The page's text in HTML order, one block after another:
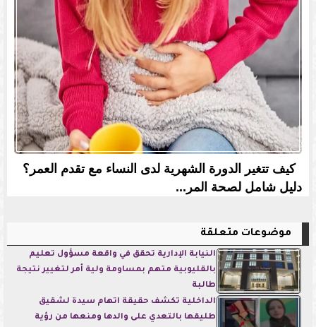
كيف تتغير الدورة الشهرية لدى النساء مع تقدم العمر؟
دليل شامل لصحة المر...
موضوعات متعلقة
النيابة الإدارية تحقق في واقعة مسؤول تعليم
بالقليوبية متهم بمساومة ولية أمر لتغيير نتيجة
طالبة
الداخلية تكشف حقيقة اتهام سيدة لشقيق
طليقها بالتعدي على والدها ومنعها من رؤية